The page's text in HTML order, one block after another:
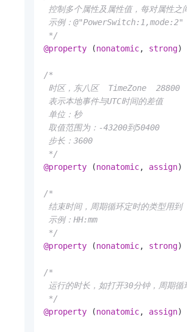
控制多个属性及属性值，每对属性
示例：@"PowerSwitch:1,mode:2"
*/
@property (nonatomic, strong)
/*
时区，东八区  TimeZone  28800
表示本地事件与UTC时间的差值
单位：秒
取值范围为：-43200到50400
步长：3600
*/
@property (nonatomic, assign)
/*
结束时间，周期循环定时的类型用
示例：HH:mm
*/
@property (nonatomic, strong)
/*
运行的时长，如打开30分钟，周
*/
@property (nonatomic, assign)